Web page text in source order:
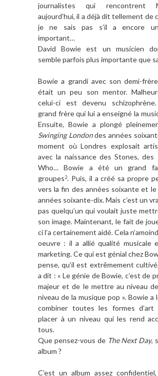
journalistes qui rencontrent
aujourd’hui, il a déjà dit tellement de
je ne sais pas s’il a encore
important…
David Bowie est un musicien
semble parfois plus importante que
Bowie a grandi avec son demi-
était un peu son mentor.
celui-ci est devenu
grand frère qui lui a enseigné la
Ensuite, Bowie a plongé
Swinging Londondes années
moment où Londres explosait
avec la naissance des Stones, des
Who… Bowie a été un grand
groupes2. Puis, il a créé sa propre
vers la fin des années soixante et
années soixante-dix. Mais c’est un
pas quelqu’un qui voulait juste
son image. Maintenant, le fait de
ci l’a certainement aidé. Cela
oeuvre : il a allié qualité musicale
marketing. Ce qui est génial chez
pense, qu’il est extrêmement
a dit : « Le génie de Bowie, c’est de
majeur et de le mettre au niveau
niveau de la musique pop ». Bowie a
combiner toutes les formes
placer à un niveau qui les rend
tous.
Que pensez-vous de The Next Day,
album ?
C’est un album assez